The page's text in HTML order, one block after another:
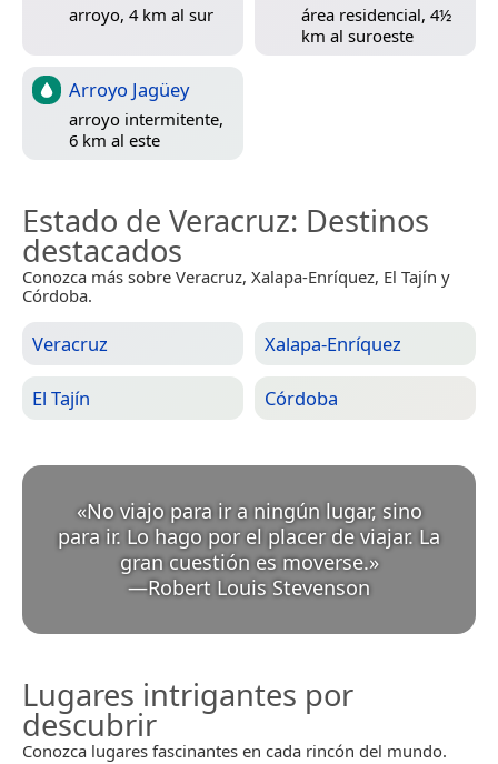
arroyo, 4 km al sur
área residencial, 4½
km al suroeste
Arroyo Jagüey
arroyo intermitente,
6 km al este
Estado de Veracruz: Destinos
destacados
Conozca más sobre Veracruz, Xalapa-Enríquez, El Tajín y
Córdoba.
Veracruz Xalapa-Enríquez
El Tajín Córdoba
«No viajo para ir a ningún lugar, sino
para ir. Lo hago por el placer de viajar. La
gran cuestión es moverse. »
—Robert Louis Stevenson
Lugares intrigantes por
descubrir
Conozca lugares fascinantes en cada rincón del mundo.